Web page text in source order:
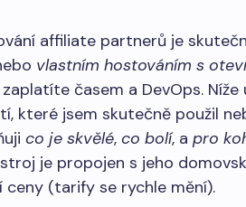
affiliate partnerů je
vlastním hostováním s
časem a DevOps. Níže
které jsem skutečně použil
co je skvělé, co bolí, a pro
je propojen s jeho
(tarify se rychle mění).